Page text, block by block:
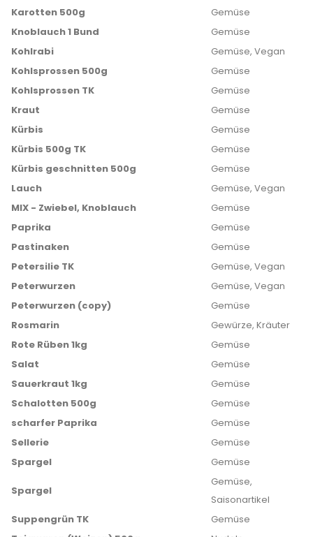
Karotten 500g
Gemüse
Knoblauch 1 Bund
Gemüse
Kohlrabi
Gemüse, Vegan
Kohlsprossen 500g
Gemüse
Kohlsprossen TK
Gemüse
Kraut
Gemüse
Kürbis
Gemüse
Kürbis 500g TK
Gemüse
Kürbis geschnitten 500g
Gemüse
Lauch
Gemüse, Vegan
MIX - Zwiebel, Knoblauch
Gemüse
Paprika
Gemüse
Pastinaken
Gemüse
Petersilie TK
Gemüse, Vegan
Peterwurzen
Gemüse, Vegan
Peterwurzen (copy)
Gemüse
Rosmarin
Gewürze, Kräuter
Rote Rüben 1kg
Gemüse
Salat
Gemüse
Sauerkraut 1kg
Gemüse
Schalotten 500g
Gemüse
scharfer Paprika
Gemüse
Sellerie
Gemüse
Spargel
Gemüse
Spargel
Gemüse,
Saisonartikel
Suppengrün TK
Gemüse